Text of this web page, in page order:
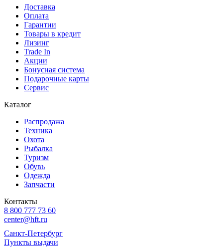
Доставка
Оплата
Гарантии
Товары в кредит
Лизинг
Trade In
Акции
Бонусная система
Подарочные карты
Сервис
Каталог
Распродажа
Техника
Охота
Рыбалка
Туризм
Обувь
Одежда
Запчасти
Контакты
8 800 777 73 60
center@hft.ru
Санкт-Петербург
Пункты выдачи